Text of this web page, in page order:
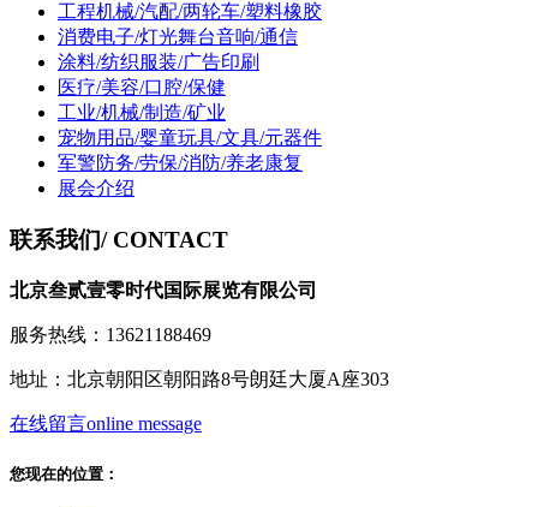
工程机械/汽配/两轮车/塑料橡胶
消费电子/灯光舞台音响/通信
涂料/纺织服装/广告印刷
医疗/美容/口腔/保健
工业/机械/制造/矿业
宠物用品/婴童玩具/文具/元器件
军警防务/劳保/消防/养老康复
展会介绍
联系我们/ CONTACT
北京叁贰壹零时代国际展览有限公司
服务热线：13621188469
地址：北京朝阳区朝阳路8号朗廷大厦A座303
在线留言online message
您现在的位置：